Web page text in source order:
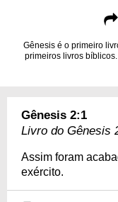
Gênesis é o primeiro
primeiros livros
Gênesis 2:1
Livro do Gênesis
Assim foram
exército.